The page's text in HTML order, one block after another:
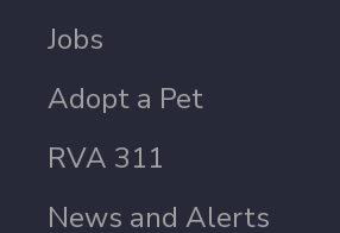
Jobs
Adopt a Pet
RVA 311
News and Alerts